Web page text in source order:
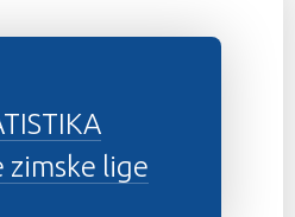
zimske lige